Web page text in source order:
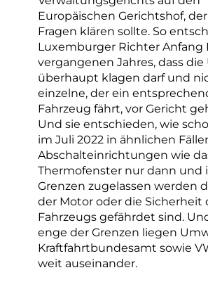
Europäischen Gerichtshof,
Fragen klären sollte. So
Luxemburger Richter Anfang
vergangenen Jahres, dass
überhaupt klagen darf und
einzelne, der ein
Fahrzeug fährt, vor Gericht
Und sie entschieden, wie
im Juli 2022 in ähnlichen
Abschalteinrichtungen wie
Thermofenster nur dann und
Grenzen zugelassen werden
der Motor oder die Sicherheit
Fahrzeugs gefährdet sind.
enge der Grenzen liegen
Kraftfahrtbundesamt sowie
weit auseinander.